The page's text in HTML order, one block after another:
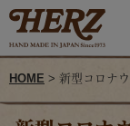
HOME > 新型コロナ